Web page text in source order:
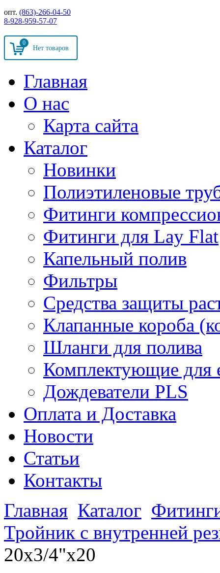
опт. (863)-266-04-50
8-928-959-57-07
0
Главная
О нас
Карта сайта
Каталог
Новинки
Полиэтиленовые
Фитинги
Фитинги для Lay Flat
Капельный полив
Фильтры
Средства защиты
Клапанные короба
Шланги для полива
Комплектующие для
Дождеватели PLS
Оплата и Доставка
Новости
Статьи
Контакты
Главная Каталог
Тройник с внутренней
20х3/4"х20